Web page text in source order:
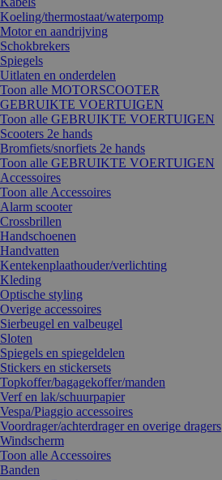
Koeling/thermostaat/waterpomp
Motor en aandrijving
Schokbrekers
Spiegels
Uitlaten en onderdelen
Toon alle MOTORSCOOTER
GEBRUIKTE VOERTUIGEN
Toon alle GEBRUIKTE VOERTUIGEN
Scooters 2e hands
Bromfiets/snorfiets 2e hands
Toon alle GEBRUIKTE VOERTUIGEN
Accessoires
Toon alle Accessoires
Alarm scooter
Crossbrillen
Handschoenen
Handvatten
Kentekenplaathouder/verlichting
Kleding
Optische styling
Overige accessoires
Sierbeugel en valbeugel
Sloten
Spiegels en spiegeldelen
Stickers en stickersets
Topkoffer/bagagekoffer/manden
Verf en lak/schuurpapier
Vespa/Piaggio accessoires
Voordrager/achterdrager en overige dragers
Windscherm
Toon alle Accessoires
Banden